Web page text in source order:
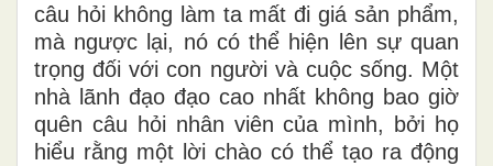
câu hỏi không làm ta mất đi giá sản phẩm,
mà ngược lại, nó có thể hiện lên sự quan
trọng đối với con người và cuộc sống. Một
nhà lãnh đạo đạo cao nhất không bao giờ
quên câu hỏi nhân viên của mình, bởi họ
hiểu rằng một lời chào có thể tạo ra động